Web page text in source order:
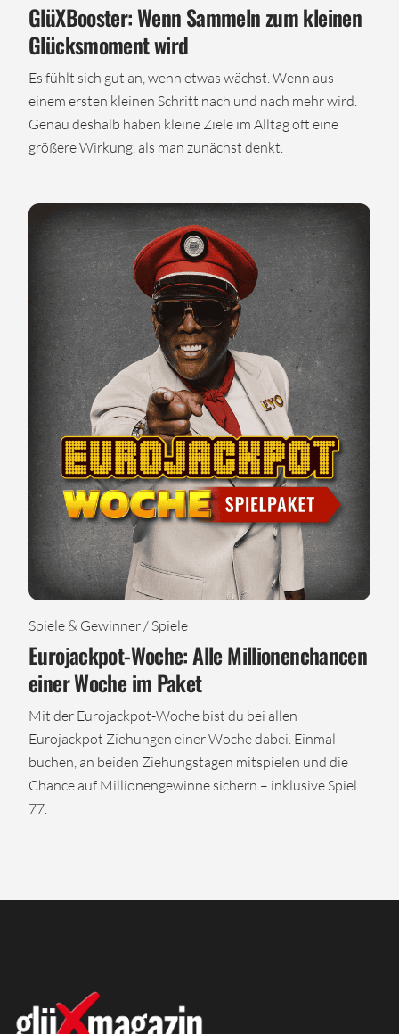
GlüXBooster: Wenn Sammeln zum kleinen
Glücksmoment wird
Es fühlt sich gut an, wenn etwas wächst. Wenn aus
einem ersten kleinen Schritt nach und nach mehr wird.
Genau deshalb haben kleine Ziele im Alltag oft eine
größere Wirkung, als man zunächst denkt.
Spiele & Gewinner / Spiele
Eurojackpot-Woche: Alle Millionenchancen
einer Woche im Paket
Mit der Eurojackpot-Woche bist du bei allen
Eurojackpot Ziehungen einer Woche dabei. Einmal
buchen, an beiden Ziehungstagen mitspielen und die
Chance auf Millionengewinne sichern – inklusive Spiel
77.